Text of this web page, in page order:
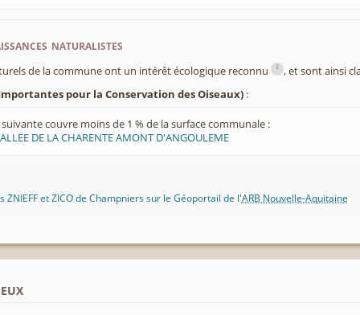
naturalistes
de la commune ont un intérêt écologique reconnu i
, et sont ainsi
pour la Conservation des Oiseaux) :
suivante couvre moins de 1 % de la surface communale :
DE LA CHARENTE AMONT D'ANGOULEME
ZNIEFF et ZICO de Champniers sur le Géoportail de l'ARB Nouvelle-Aquitaine